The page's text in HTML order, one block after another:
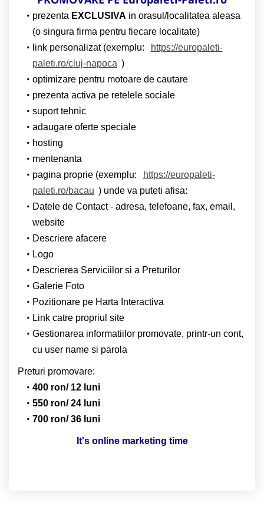
prezenta EXCLUSIVA in orasul/localitatea aleasa
(o singura firma pentru fiecare localitate)
link personalizat (exemplu:
https://europaleti-
paleti.ro/cluj-napoca )
optimizare pentru motoare de cautare
prezenta activa pe retelele sociale
suport tehnic
adaugare oferte speciale
hosting
mentenanta
pagina proprie (exemplu:
https://europaleti-
paleti.ro/bacau ) unde va puteti afisa:
Datele de Contact - adresa, telefoane, fax, email,
website
Descriere afacere
Logo
Descrierea Serviciilor si a Preturilor
Galerie Foto
Pozitionare pe Harta Interactiva
Link catre propriul site
Gestionarea informatiilor promovate, printr-un cont,
cu user name si parola
Preturi promovare:
400 ron/ 12 luni
550 ron/ 24 luni
700 ron/ 36 luni
It's online marketing time